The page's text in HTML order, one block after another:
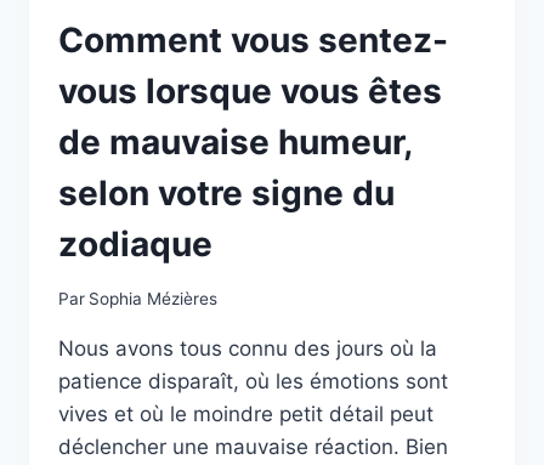
Comment vous sentez-
vous lorsque vous êtes
de mauvaise humeur,
selon votre signe du
zodiaque
Par Sophia Mézières
Nous avons tous connu des jours où la
patience disparaît, où les émotions sont
vives et où le moindre petit détail peut
déclencher une mauvaise réaction. Bien